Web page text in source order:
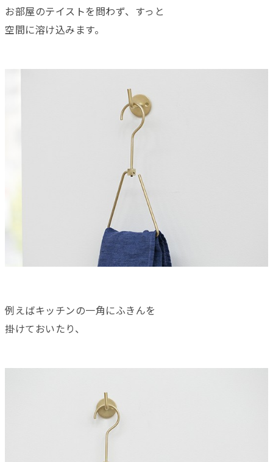
お部屋のテイストを問わず、すっと
空間に溶け込みます。
例えばキッチンの一角にふきんを
掛けておいたり、